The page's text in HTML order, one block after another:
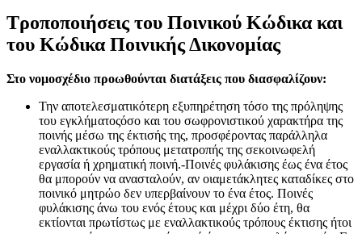
Τροποποιήσεις του Ποινικού Κώδικα και
του Κώδικα Ποινικής Δικονομίας
Στο νομοσχέδιο προωθούνται διατάξεις που διασφαλίζουν:
Την αποτελεσματικότερη εξυπηρέτηση τόσο της πρόληψης
του εγκλήματοςόσο και του σωφρονιστικού χαρακτήρα της
ποινής μέσω της έκτισής της, προσφέροντας παράλληλα
εναλλακτικούς τρόπους μετατροπής της σεκοινωφελή
εργασία ή χρηματική ποινή.-Ποινές φυλάκισης έως ένα έτος
θα μπορούν να ανασταλούν, αν οιαμετάκλητες καταδίκες στο
ποινικό μητρώο δεν υπερβαίνουν το ένα έτος. Ποινές
φυλάκισης άνω του ενός έτους και μέχρι δύο έτη, θα
εκτίονται πρωτίστως με εναλλακτικούς τρόπους έκτισης ήτοι